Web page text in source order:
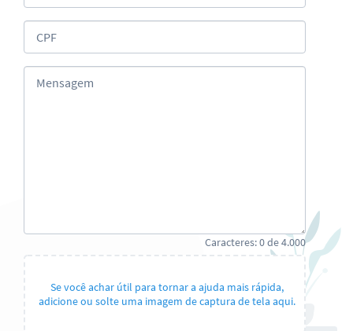
CPF
Mensagem
Caracteres:0de4.000
Se você achar útil para tornar a ajuda mais rápida,
adicione ou solte uma imagem de captura de tela aqui.